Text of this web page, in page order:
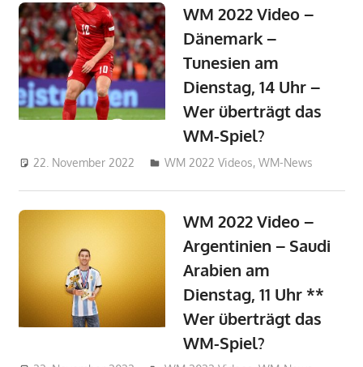
WM 2022 Video –
Dänemark –
Tunesien am
Dienstag, 14 Uhr –
Wer überträgt das
WM-Spiel?
22. November 2022 admin_wm2022
WM 2022 Videos,WM-News
WM 2022 Video –
Argentinien – Saudi
Arabien am
Dienstag, 11 Uhr **
Wer überträgt das
WM-Spiel?